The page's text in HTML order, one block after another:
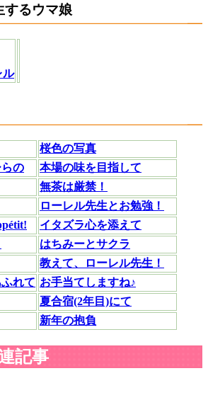
するウマ娘
ル
桜色の写真
の
本場の味を目指して
無茶は厳禁！
ローレル先生とお勉強！
イタズラ心を添えて
はちみーとサクラ
教えて、ローレル先生！
れて お手当てしますね♪
夏合宿(2年目)にて
新年の抱負
記事